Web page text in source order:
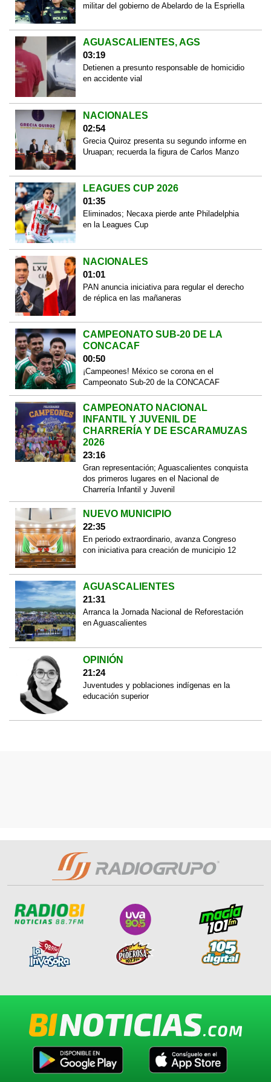
militar del gobierno de Abelardo de la Espriella
AGUASCALIENTES, AGS
03:19
Detienen a presunto responsable de homicidio
en accidente vial
NACIONALES
02:54
Grecia Quiroz presenta su segundo informe en
Uruapan; recuerda la figura de Carlos Manzo
LEAGUES CUP 2026
01:35
Eliminados; Necaxa pierde ante Philadelphia
en la Leagues Cup
NACIONALES
01:01
PAN anuncia iniciativa para regular el derecho
de réplica en las mañaneras
CAMPEONATO SUB-20 DE LA
CONCACAF
00:50
¡Campeones! México se corona en el
Campeonato Sub-20 de la CONCACAF
CAMPEONATO NACIONAL
INFANTIL Y JUVENIL DE
CHARRERÍA Y DE ESCARAMUZAS
2026
23:16
Gran representación; Aguascalientes conquista
dos primeros lugares en el Nacional de
Charrería Infantil y Juvenil
NUEVO MUNICIPIO
22:35
En periodo extraordinario, avanza Congreso
con iniciativa para creación de municipio 12
AGUASCALIENTES
21:31
Arranca la Jornada Nacional de Reforestación
en Aguascalientes
OPINIÓN
21:24
Juventudes y poblaciones indígenas en la
educación superior